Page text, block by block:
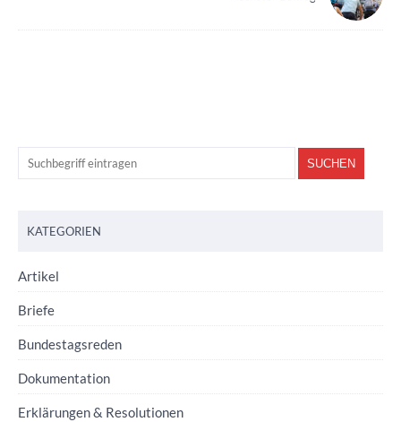
KATEGORIEN
Artikel
Briefe
Bundestagsreden
Dokumentation
Erklärungen & Resolutionen